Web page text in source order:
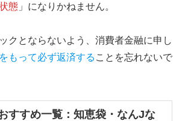
態 」になりかねません。
クとならないよう、消費者金融に申し
もって必ず返済する ことを忘れないで
すすめ一覧：知恵袋・なんJな